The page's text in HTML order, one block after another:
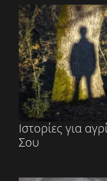
Ιστορίες για
Σου